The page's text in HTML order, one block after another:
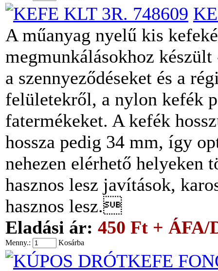
A műanyag nyelű kis
megmunkálásokhoz
a szennyeződéseket és a
felületekről, a nylon kefék
fatermékeket. A kefék
hossza pedig 34 mm, így
nehezen elérhető helyeken
hasznos lesz javítások,
hasznos lesz.
Eladási ár: 450 Ft + ÁFA/
Menny.: Kosárba